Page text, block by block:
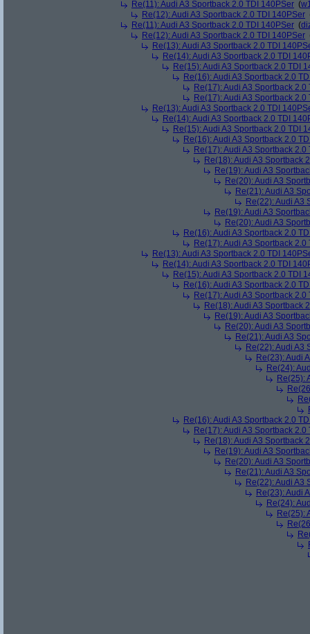
Re(11): Audi A3 Sportback 2.0 TDI 140PSer (
Re(12): Audi A3 Sportback 2.0 TDI 140PSer
Re(11): Audi A3 Sportback 2.0 TDI 140PSer (
Re(12): Audi A3 Sportback 2.0 TDI 140PSer
Re(13): Audi A3 Sportback 2.0 TDI
Re(14): Audi A3 Sportback 2.0 TDI
Re(15): Audi A3 Sportback 2.0 TDI
Re(16): Audi A3 Sportback 2.0
Re(17): Audi A3 Sportback 2.0
Re(17): Audi A3 Sportback 2.0
Re(13): Audi A3 Sportback 2.0 TDI
Re(14): Audi A3 Sportback 2.0 TDI
Re(15): Audi A3 Sportback 2.0 TDI
Re(16): Audi A3 Sportback 2.0
Re(17): Audi A3 Sportback 2.0
Re(18): Audi A3 Sportback
Re(19): Audi A3
Re(20): Audi A3
Re(21): Audi A3
Re(22): Audi A3
Re(19): Audi A3
Re(20): Audi A3
Re(16): Audi A3 Sportback 2.0
Re(17): Audi A3 Sportback 2.0
Re(13): Audi A3 Sportback 2.0 TDI
Re(14): Audi A3 Sportback 2.0 TDI
Re(15): Audi A3 Sportback 2.0 TDI
Re(16): Audi A3 Sportback 2.0
Re(17): Audi A3 Sportback 2.0
Re(18): Audi A3 Sportback
Re(19): Audi A3
Re(20): Audi A3
Re(21): Audi A3
Re(22): Audi A3
Re(23): Audi
Re(24):
Re(25):
Re(16): Audi A3 Sportback 2.0
Re(17): Audi A3 Sportback 2.0
Re(18): Audi A3 Sportback
Re(19): Audi A3
Re(20): Audi A3
Re(21): Audi A3
Re(22): Audi A3
Re(23): Audi
Re(24):
Re(25):